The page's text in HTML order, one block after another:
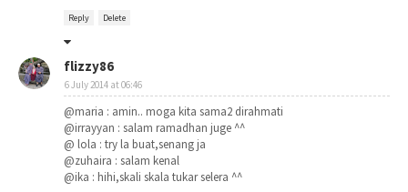
Reply Delete
flizzy86
6 July 2014 at 06:46
@maria : amin.. moga kita sama2 dirahmati
@irrayyan : salam ramadhan juge ^^
@ lola : try la buat,senang ja
@zuhaira : salam kenal
@ika : hihi,skali skala tukar selera ^^